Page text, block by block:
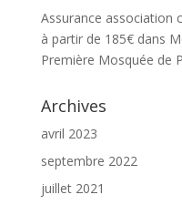
Assurance association
à partir de 185€dans
Première Mosquée de
Archives
avril 2023
septembre 2022
juillet 2021